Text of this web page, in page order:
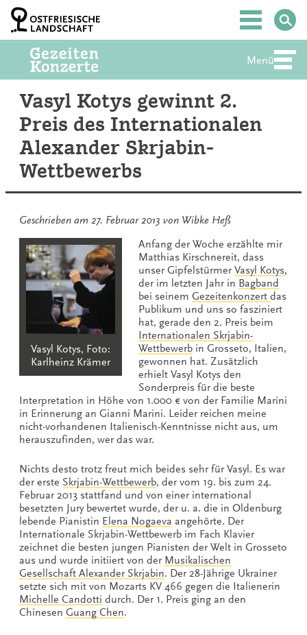
Zum
Inhalt
springen
Hauptmenü
Menü
Vasyl Kotys gewinnt 2.
Preis des Internationalen
Alexander Skrjabin-
Wettbewerbs
Geschrieben am 27. Februar 2013 von Wibke Heß
Vasyl Kotys, Foto:
Karlheinz Krämer
Anfang der Woche erzählte mir
Matthias Kirschnereit, dass
unser GipfelstürmerVasyl Kotys,
der im letzten Jahr in Bagband
bei seinem Gezeitenkonzert das
Publikum und uns so fasziniert
hat, gerade den 2. Preis beim
Internationalen Skrjabin-
Wettbewerb in Grosseto, Italien,
gewonnen hat. Zusätzlich
erhielt Vasyl Kotys den
Sonderpreis für die beste
Interpretation in Höhe von 1.000 € von der Familie Marini
in Erinnerung an Gianni Marini. Leider reichen meine
nicht-vorhandenen Italienisch-Kenntnisse nicht aus, um
herauszufinden, wer das war.
Nichts desto trotz freut mich beides sehr für Vasyl. Es war
der erste Skrjabin-Wettbewerb, der vom 19. bis zum 24.
Februar 2013 stattfand und von einer international
besetzten Jury bewertet wurde, der u. a. die in Oldenburg
lebende Pianistin Elena Nogaeva angehörte. Der
Internationale Skrjabin-Wettbewerb im Fach Klavier
zeichnet die besten jungen Pianisten der Welt in Grosseto
aus und wurde initiiert von der Musikalischen
Gesellschaft Alexander Skrjabin. Der 28-Jährige Ukrainer
setzte sich mit von Mozarts KV 466 gegen die Italienerin
Michelle Candotti durch. Der 1. Preis ging an den
Chinesen Guang Chen.